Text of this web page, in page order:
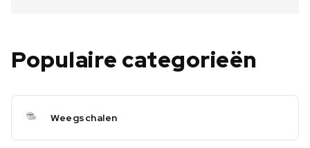
Populaire categorieën
Weegschalen